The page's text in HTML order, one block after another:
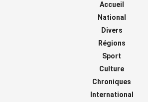
Accueil
National
Divers
Régions
Sport
Culture
Chroniques
International